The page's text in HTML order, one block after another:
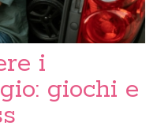
i
giochi e